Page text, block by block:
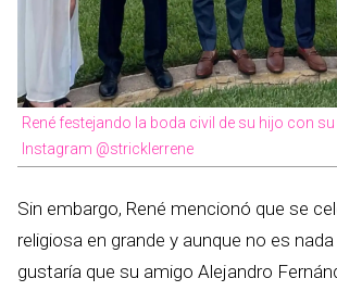
René festejando la boda civil de su hijo con su
Instagram @stricklerrene
Sin embargo, René mencionó que se
religiosa en grande y aunque no es
gustaría que su amigo Alejandro